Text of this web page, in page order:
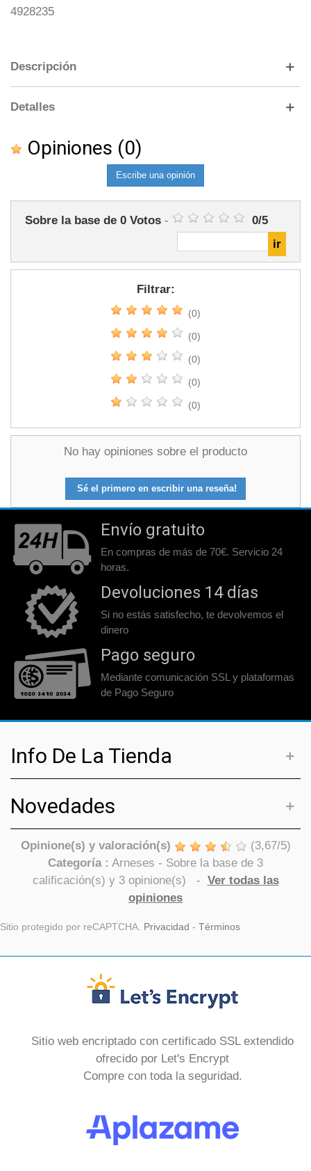
4928235
Descripción
Detalles
Opiniones (0)
Escribe una opinión
Sobre la base de 0 Votos - 0/5
Filtrar:
(0)
(0)
(0)
(0)
(0)
No hay opiniones sobre el producto
Sé el primero en escribir una reseña!
Envío gratuito
En compras de más de 70€. Servicio 24
horas.
Devoluciones 14 días
Si no estás satisfecho, te devolvemos el
dinero
Pago seguro
Mediante comunicación SSL y plataformas
de Pago Seguro
Info De La Tienda
Novedades
Opinione(s) y valoración(s) (3,67/5)
Categoría : Arneses - Sobre la base de 3
calificación(s) y 3opinione(s) - Ver todas las
opiniones
Sitio protegido por reCAPTCHA. Privacidad - Términos
Sitio web encriptado con certificado SSL extendido
ofrecido por Let's Encrypt
Compre con toda la seguridad.